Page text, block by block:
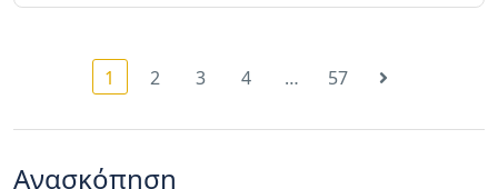
1 2 3 4 … 57
Ανασκόπηση